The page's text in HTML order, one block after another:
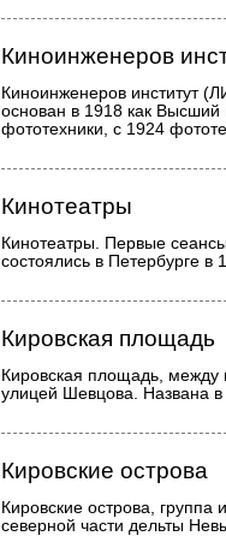
Киноинженеров
Киноинженеров институт
основан в 1918 как Высший
фототехники, с 1924
Кинотеатры
Кинотеатры. Первые
состоялись в Петербурге в
Кировская площадь
Кировская площадь, между
улицей Шевцова. Названа
Кировские острова
Кировские острова, группа
северной части дельты